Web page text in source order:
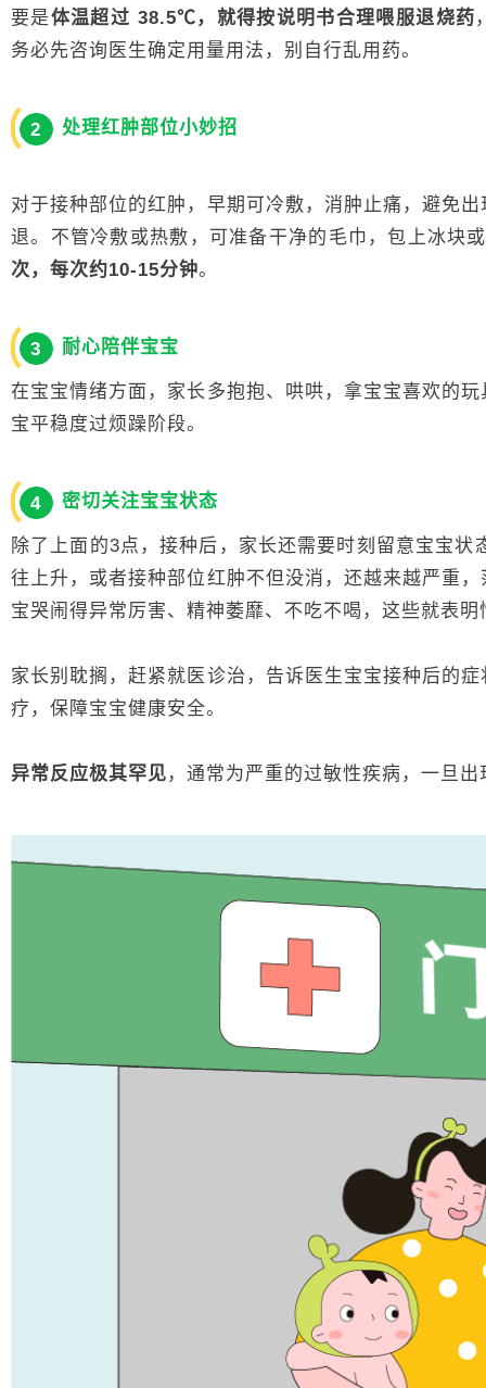
要是体温超过 38.5℃，就得按说明书合理喂服退烧药
务必先咨询医生确定用量用法，别自行乱用药。
2 处理红肿部位小妙招
对于接种部位的红肿，早期可冷敷，消肿止痛，避免
退。不管冷敷或热敷，可准备干净的毛巾，包上冰块
次，每次约10-15分钟。
3 耐心陪伴宝宝
在宝宝情绪方面，家长多抱抱、哄哄，拿宝宝喜欢的
宝平稳度过烦躁阶段。
4 密切关注宝宝状态
除了上面的3点，接种后，家长还需要时刻留意宝宝
往上升，或者接种部位红肿不但没消，还越来越严重
宝哭闹得异常厉害、精神萎靡、不吃不喝，这些就表
家长别耽搁，赶紧就医诊治，告诉医生宝宝接种后的
疗，保障宝宝健康安全。
异常反应极其罕见 ，通常为严重的过敏性疾病，一旦